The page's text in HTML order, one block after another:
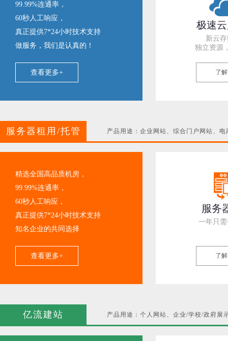
99.99%连通率，
60秒人工响应，
真正提供7*24小时技术支持
做服务，我们是认真的！
查看更多+
极速
新云
独立资源
了
服务器租用/托管 产品用途：企业网站、综合门户网站、
精选全国高品质机房，
99.99%连通率，
60秒人工响应，
真正提供7*24小时技术支持
知名企业的共同选择
查看更多+
服务
一年只
了
亿流建站 产品用途：个人网站、企业/学校/政府展